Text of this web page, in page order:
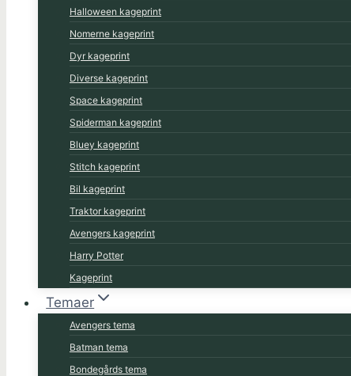
Halloween kageprint
Nomerne kageprint
Dyr kageprint
Diverse kageprint
Space kageprint
Spiderman kageprint
Bluey kageprint
Stitch kageprint
Bil kageprint
Traktor kageprint
Avengers kageprint
Harry Potter
Kageprint
Temaer
Avengers tema
Batman tema
Bondegårds tema